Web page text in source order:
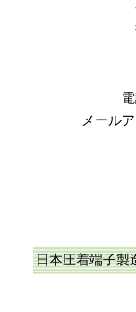
メール
日本圧着端子製